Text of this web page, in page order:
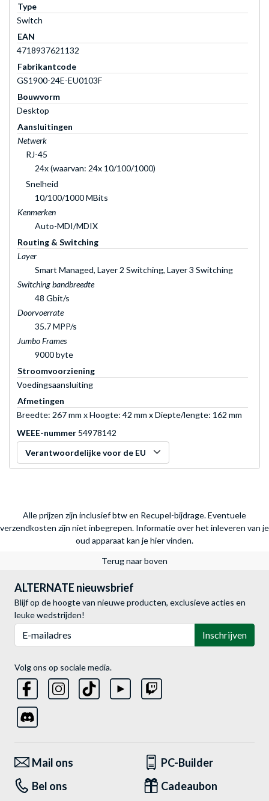
Type
Switch
EAN
4718937621132
Fabrikantcode
GS1900-24E-EU0103F
Bouwvorm
Desktop
Aansluitingen
Netwerk
RJ-45
24x (waarvan: 24x 10/100/1000)
Snelheid
10/100/1000 MBits
Kenmerken
Auto-MDI/MDIX
Routing & Switching
Layer
Smart Managed, Layer 2 Switching, Layer 3 Switching
Switching bandbreedte
48 Gbit/s
Doorvoerrate
35.7 MPP/s
Jumbo Frames
9000 byte
Stroomvoorziening
Voedingsaansluiting
Afmetingen
Breedte: 267 mm x Hoogte: 42 mm x Diepte/lengte: 162 mm
WEEE-nummer 54978142
Verantwoordelijke voor de EU
Alle prijzen zijn inclusief btw en Recupel-bijdrage. Eventuele
verzendkosten zijn niet inbegrepen. Informatie over het inleveren van je
oud apparaat kan je hier vinden.
Terug naar boven
ALTERNATE nieuwsbrief
Blijf op de hoogte van nieuwe producten, exclusieve acties en
leuke wedstrijden!
Inschrijven
Volg ons op sociale media.
Mail ons
PC-Builder
Bel ons
Cadeaubon